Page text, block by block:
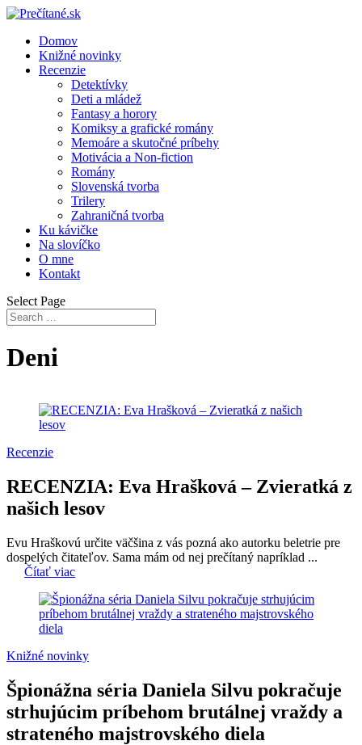
Domov
Knižné novinky
Recenzie
Detektívky
Deti a mládež
Fantasy a horory
Komiksy a grafické romány
Memoáre a skutočné príbehy
Motivácia a Non-fiction
Romány
Slovenská tvorba
Trilery
Zahraničná tvorba
Ku kávičke
Na slovíčko
O mne
Kontakt
Select Page
Deni
Recenzie
RECENZIA: Eva Hrašková – Zvieratká z
našich lesov
Evu Hraškovú určite väčšina z vás pozná ako autorku beletrie pre
dospelých čitateľov. Sama mám od nej prečítaný napríklad ...
Čítať viac
Knižné novinky
Špionážna séria Daniela Silvu pokračuje
strhujúcim príbehom brutálnej vraždy a
strateného majstrovského diela